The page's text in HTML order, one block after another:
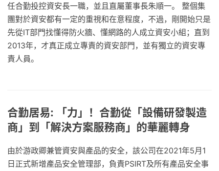
任合勤投控資安長一職，並且直屬董事長朱順一。 整個集
團對於資安都有一定的重視和在意程度，不過，剛開始只是
先從IT部門找懂得防火牆、懂網路的人成立資安小組；直到
2013年，才真正成立專責的資安部門，並有獨立的資安專
責人員。
合勤居易: 「力」！合勤從「設備研發製造
商」到「解決方案服務商」的華麗轉身
由於游政卿兼管資安與產品的安全，該公司在2021年5月1
日正式新增產品安全管理部，負責PSIRT及所有產品安全事